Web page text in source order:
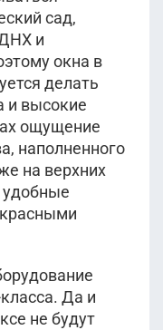
сад,
и
окна в
делать
и высокие
ощущение
наполненного
на верхних
удобные
Да и
не будут